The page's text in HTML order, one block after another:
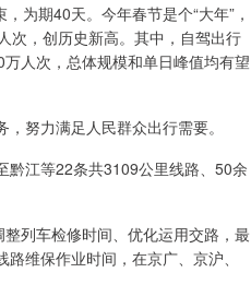
为期40天。今年春节是个“大年”，
次，创历史新高。其中，自驾出行
人次，总体规模和单日峰值均有望
努力满足人民群众出行需要。
黔江等22条共3109公里线路、50余
列车检修时间、优化运用交路，最
维保作业时间，在京广、京沪、